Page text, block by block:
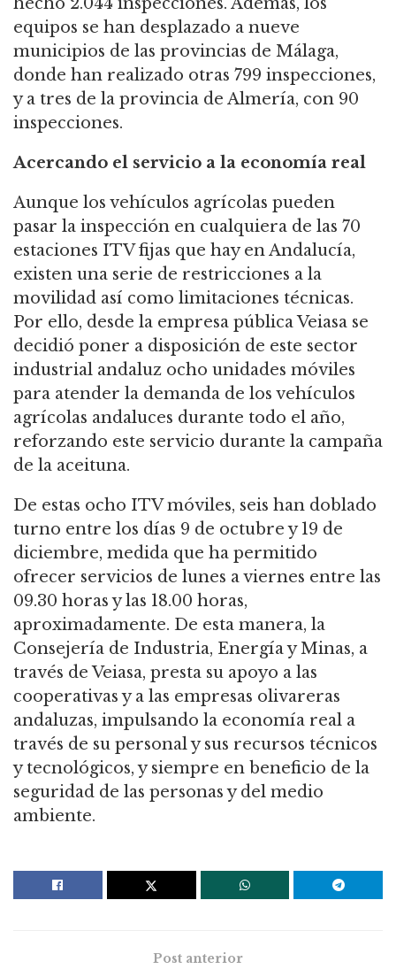
hecho 2.044 inspecciones. Además, los
equipos se han desplazado a nueve
municipios de las provincias de Málaga,
donde han realizado otras 799 inspecciones,
y a tres de la provincia de Almería, con 90
inspecciones.
Acercando el servicio a la economía real
Aunque los vehículos agrícolas pueden
pasar la inspección en cualquiera de las 70
estaciones ITV fijas que hay en Andalucía,
existen una serie de restricciones a la
movilidad así como limitaciones técnicas.
Por ello, desde la empresa pública Veiasa se
decidió poner a disposición de este sector
industrial andaluz ocho unidades móviles
para atender la demanda de los vehículos
agrícolas andaluces durante todo el año,
reforzando este servicio durante la campaña
de la aceituna.
De estas ocho ITV móviles, seis han doblado
turno entre los días 9 de octubre y 19 de
diciembre, medida que ha permitido
ofrecer servicios de lunes a viernes entre las
09.30 horas y las 18.00 horas,
aproximadamente. De esta manera, la
Consejería de Industria, Energía y Minas, a
través de Veiasa, presta su apoyo a las
cooperativas y a las empresas olivareras
andaluzas, impulsando la economía real a
través de su personal y sus recursos técnicos
y tecnológicos, y siempre en beneficio de la
seguridad de las personas y del medio
ambiente.
Post anterior